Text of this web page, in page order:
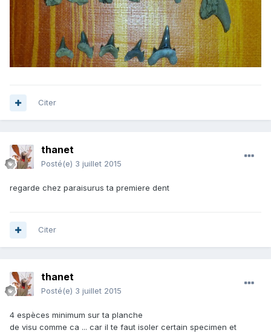
Citer
thanet
Posté(e) 3 juillet 2015
regarde chez paraisurus ta premiere dent
Citer
thanet
Posté(e) 3 juillet 2015
4 espèces minimum sur ta planche
de visu comme ca ... car il te faut isoler certain specimen et